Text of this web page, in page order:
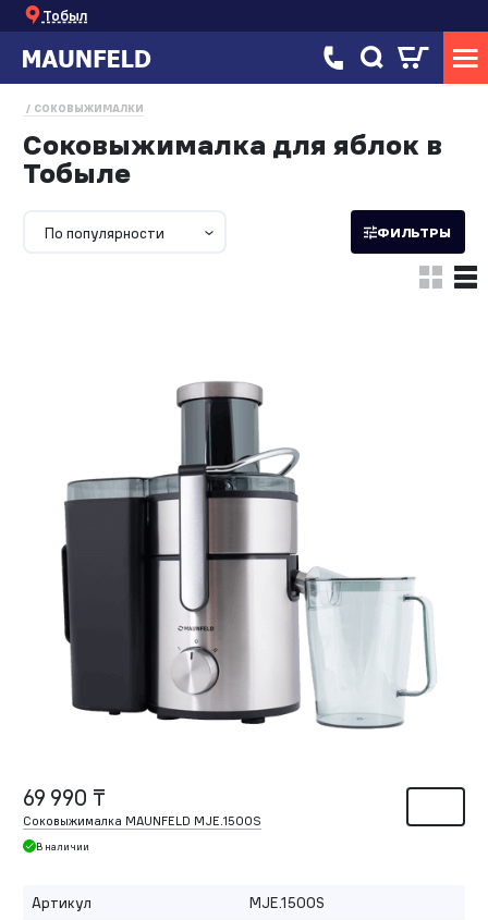
Тобыл
СОКОВЫЖИМАЛКИ
Соковыжималка для яблок в
Тобыле
По популярности ФИЛЬТРЫ
69 990 ₸
Соковыжималка MAUNFELD MJE.1500S
В наличии
Артикул
MJE.1500S